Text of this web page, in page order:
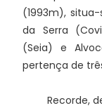
(1993m),
da Serra
(Seia) e
pertença de
Recorde,